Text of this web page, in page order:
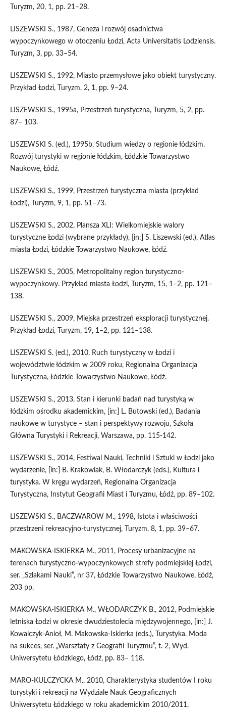
Turyzm, 20, 1, pp. 21–28.
LISZEWSKI S., 1987, Geneza i rozwój osadnictwa
wypoczynkowego w otoczeniu Łodzi, Acta Universitatis Lodziensis.
Turyzm, 3, pp. 33–54.
LISZEWSKI S., 1992, Miasto przemysłowe jako obiekt turystyczny.
Przykład Łodzi, Turyzm, 2, 1, pp. 9–24.
LISZEWSKI S., 1995a, Przestrzeń turystyczna, Turyzm, 5, 2, pp.
87– 103.
LISZEWSKI S. (ed.), 1995b, Studium wiedzy o regionie łódzkim.
Rozwój turystyki w regionie łódzkim, Łódzkie Towarzystwo
Naukowe, Łódź.
LISZEWSKI S., 1999, Przestrzeń turystyczna miasta (przykład
Łodzi), Turyzm, 9, 1, pp. 51–73.
LISZEWSKI S., 2002, Plansza XLI: Wielkomiejskie walory
turystyczne Łodzi (wybrane przykłady), [in:] S. Liszewski (ed.), Atlas
miasta Łodzi, Łódzkie Towarzystwo Naukowe, Łódź.
LISZEWSKI S., 2005, Metropolitalny region turystyczno-
wypoczynkowy. Przykład miasta Łodzi, Turyzm, 15, 1–2, pp. 121–
138.
LISZEWSKI S., 2009, Miejska przestrzeń eksploracji turystycznej.
Przykład Łodzi, Turyzm, 19, 1–2, pp. 121–138.
LISZEWSKI S. (ed.), 2010, Ruch turystyczny w Łodzi i
województwie łódzkim w 2009 roku, Regionalna Organizacja
Turystyczna, Łódzkie Towarzystwo Naukowe, Łódź.
LISZEWSKI S., 2013, Stan i kierunki badań nad turystyką w
łódzkim ośrodku akademickim, [in:] L. Butowski (ed.), Badania
naukowe w turystyce – stan i perspektywy rozwoju, Szkoła
Główna Turystyki i Rekreacji, Warszawa, pp. 115-142.
LISZEWSKI S., 2014, Festiwal Nauki, Techniki i Sztuki w Łodzi jako
wydarzenie, [in:] B. Krakowiak, B. Włodarczyk (eds.), Kultura i
turystyka. W kręgu wydarzeń, Regionalna Organizacja
Turystyczna, Instytut Geografii Miast i Turyzmu, Łódź, pp. 89–102.
LISZEWSKI S., BACZWAROW M., 1998, Istota i właściwości
przestrzeni rekreacyjno-turystycznej, Turyzm, 8, 1, pp. 39–67.
MAKOWSKA-ISKIERKA M., 2011, Procesy urbanizacyjne na
terenach turystyczno-wypoczynkowych strefy podmiejskiej Łodzi,
ser. „Szlakami Nauki”, nr 37, Łódzkie Towarzystwo Naukowe, Łódź,
203 pp.
MAKOWSKA-ISKIERKA M., WŁODARCZYK B., 2012, Podmiejskie
letniska Łodzi w okresie dwudziestolecia międzywojennego, [in:] J.
Kowalczyk-Anioł, M. Makowska-Iskierka (eds.), Turystyka. Moda
na sukces, ser. „Warsztaty z Geografii Turyzmu”, t. 2, Wyd.
Uniwersytetu Łódzkiego, Łódź, pp. 83– 118.
MARO-KULCZYCKA M., 2010, Charakterystyka studentów I roku
turystyki i rekreacji na Wydziale Nauk Geograficznych
Uniwersytetu Łódzkiego w roku akademickim 2010/2011,